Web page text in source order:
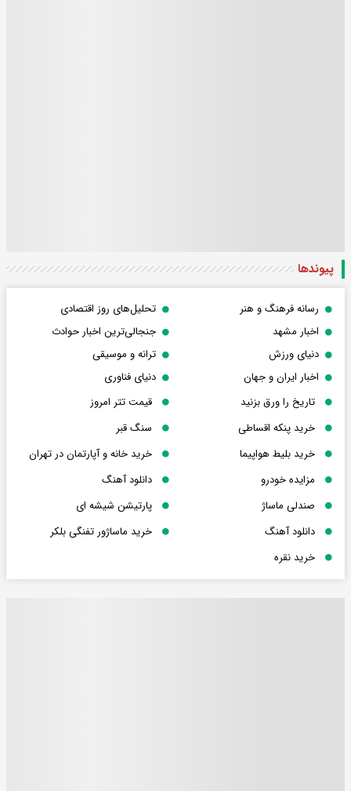
پیوندها
رسانه فرهنگ و هنر
تحلیل‌های روز اقتصادی
اخبار مشهد
جنجالی‌ترین اخبار حوادث
دنیای ورزش
ترانه و موسیقی
اخبار ایران و جهان
دنیای فناوری
تاریخ را ورق بزنید
قیمت تتر امروز
خرید پنکه اقساطی
سنگ قبر
خرید بلیط هواپیما
خرید خانه و آپارتمان در تهران
مزایده خودرو
دانلود آهنگ
صندلی ماساژ
پارتیشن شیشه ای
دانلود آهنگ
خرید ماساژور تفنگی بلکر
خرید نقره